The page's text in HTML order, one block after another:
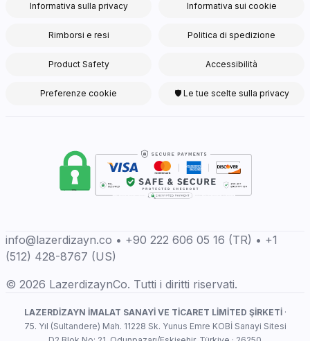
Informativa sulla privacy Informativa sui cookie
Rimborsi e resi Politica di spedizione
Product Safety Accessibilità
Preferenze cookie 🛡 Le tue scelte sulla privacy
info@lazerdizayn.co • +90 222 606 05 16 (TR) • +1
(512) 428-8767 (US)
© 2026 LazerdizaynCo. Tutti i diritti riservati.
LAZERDİZAYN İMALAT SANAYİ VE TİCARET LİMİTED ŞİRKETİ·
75. Yıl (Sultandere) Mah. 11228 Sk. Yunus Emre KOBİ Sanayi Sitesi